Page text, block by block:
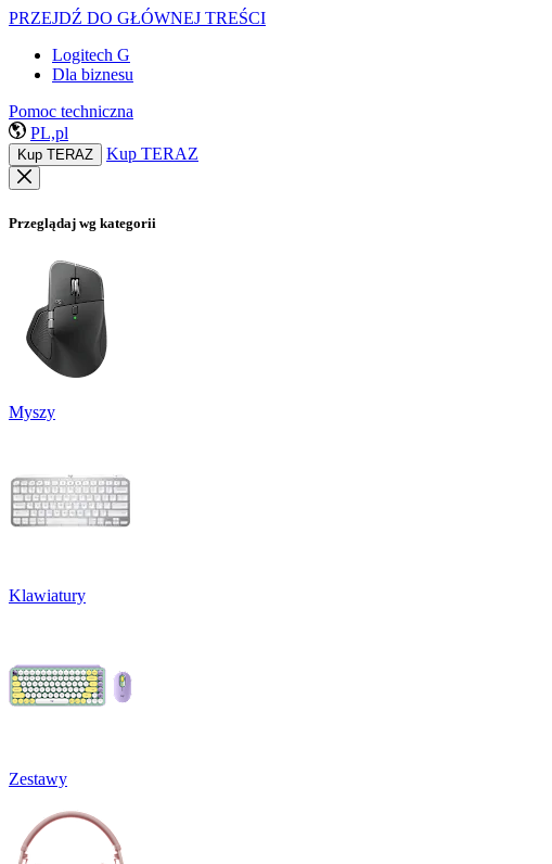
PRZEJDŹ DO GŁÓWNEJ TREŚCI
Logitech G
Dla biznesu
Pomoc techniczna
PL,pl
Kup TERAZ Kup TERAZ
Przeglądaj wg kategorii
Myszy
Klawiatury
Zestawy